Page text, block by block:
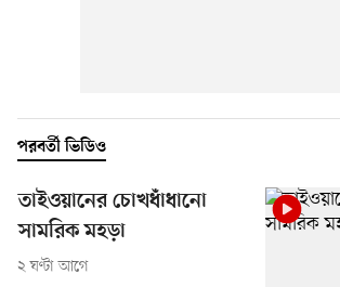
পরবর্তী ভিডিও
তাইওয়ানের চোখধাঁধানো
সামরিক মহড়া
২ ঘণ্টা আগে